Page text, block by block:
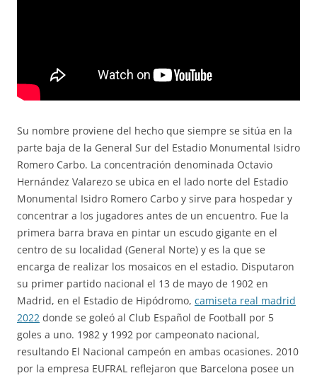
Su nombre proviene del hecho que siempre se sitúa en la
parte baja de la General Sur del Estadio Monumental Isidro
Romero Carbo. La concentración denominada Octavio
Hernández Valarezo se ubica en el lado norte del Estadio
Monumental Isidro Romero Carbo y sirve para hospedar y
concentrar a los jugadores antes de un encuentro. Fue la
primera barra brava en pintar un escudo gigante en el
centro de su localidad (General Norte) y es la que se
encarga de realizar los mosaicos en el estadio. Disputaron
su primer partido nacional el 13 de mayo de 1902 en
Madrid, en el Estadio de Hipódromo, camiseta real madrid
2022 donde se goleó al Club Español de Football por 5
goles a uno. 1982 y 1992 por campeonato nacional,
resultando El Nacional campeón en ambas ocasiones. 2010
por la empresa EUFRAL reflejaron que Barcelona posee un